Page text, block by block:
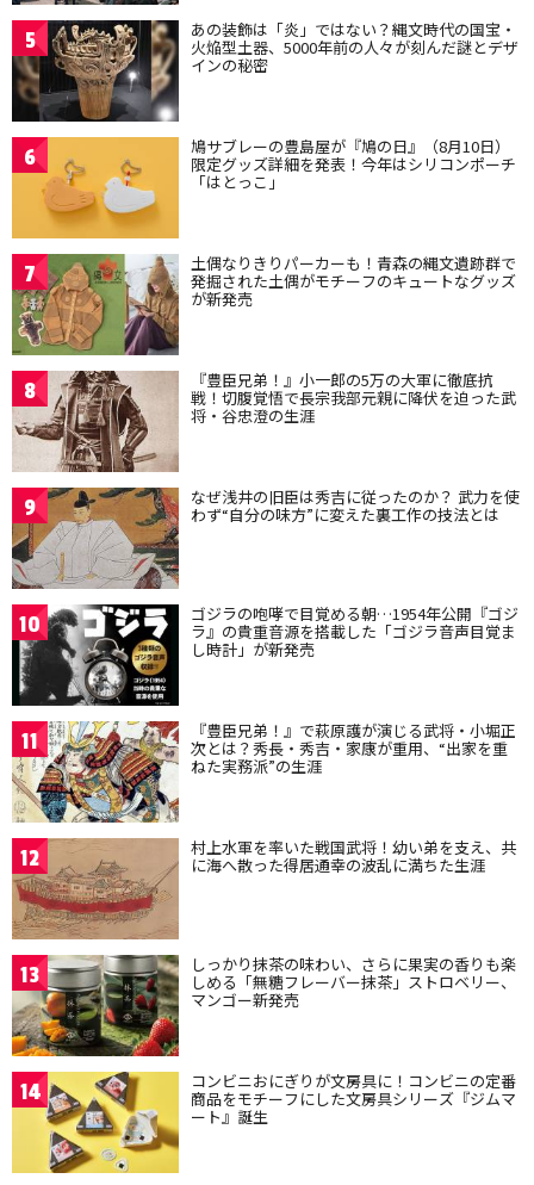
5 あの装飾は「炎」ではない？縄文時代の国宝・
火焔型土器、5000年前の人々が刻んだ謎とデザ
インの秘密
6 鳩サブレーの豊島屋が『鳩の日』（8月10日）
限定グッズ詳細を発表！今年はシリコンポーチ
「はとっこ」
7 土偶なりきりパーカーも！青森の縄文遺跡群で
発掘された土偶がモチーフのキュートなグッズ
が新発売
8 『豊臣兄弟！』小一郎の5万の大軍に徹底抗
戦！切腹覚悟で長宗我部元親に降伏を迫った武
将・谷忠澄の生涯
9 なぜ浅井の旧臣は秀吉に従ったのか？ 武力を使
わず“自分の味方”に変えた裏工作の技法とは
10 ゴジラの咆哮で目覚める朝…1954年公開『ゴジ
ラ』の貴重音源を搭載した「ゴジラ音声目覚ま
し時計」が新発売
11 『豊臣兄弟！』で萩原護が演じる武将・小堀正
次とは？秀長・秀吉・家康が重用、“出家を重
ねた実務派”の生涯
12 村上水軍を率いた戦国武将！幼い弟を支え、共
に海へ散った得居通幸の波乱に満ちた生涯
13 しっかり抹茶の味わい、さらに果実の香りも楽
しめる「無糖フレーバー抹茶」ストロベリー、
マンゴー新発売
14 コンビニおにぎりが文房具に！コンビニの定番
商品をモチーフにした文房具シリーズ『ジムマ
ート』誕生